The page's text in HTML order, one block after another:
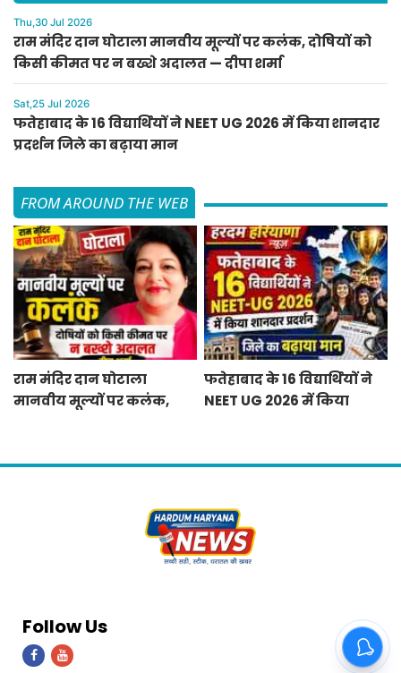
Thu,30 Jul 2026
राम मंदिर दान घोटाला मानवीय मूल्यों पर कलंक, दोषियों को
किसी कीमत पर न बख्शे अदालत — दीपा शर्मा
Sat,25 Jul 2026
फतेहाबाद के 16 विद्यार्थियों ने NEET UG 2026 में किया शानदार
प्रदर्शन जिले का बढ़ाया मान
FROM AROUND THE WEB
राम मंदिर दान घोटाला
मानवीय मूल्यों पर कलंक,
फतेहाबाद के 16 विद्यार्थियों ने
NEET UG 2026 में किया
Follow Us